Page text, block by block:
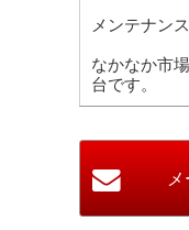
メンテナン
なかなか市
台です。